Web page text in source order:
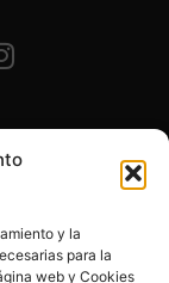
y la
para la
web y Cookies